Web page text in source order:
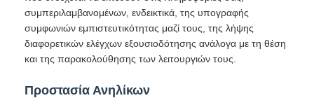
συμπεριλαμβανομένων, ενδεικτικά, της υπογραφής
συμφωνιών εμπιστευτικότητας μαζί τους, της λήψης
διαφορετικών ελέγχων εξουσιοδότησης ανάλογα με τη θέση
και της παρακολούθησης των λειτουργιών τους.
Προστασία Ανηλίκων